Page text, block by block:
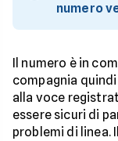
numero
Il numero è in
compagnia
alla voce
essere sicuri di
problemi di linea.